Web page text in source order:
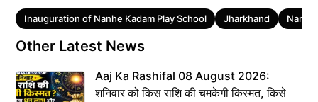
Tags
Inauguration of Nanhe Kadam Play School Jharkhand Nanhe
Other Latest News
Aaj Ka Rashifal 08 August 2026:
शनिवार को किस राशि की चमकेगी किस्मत, किसे